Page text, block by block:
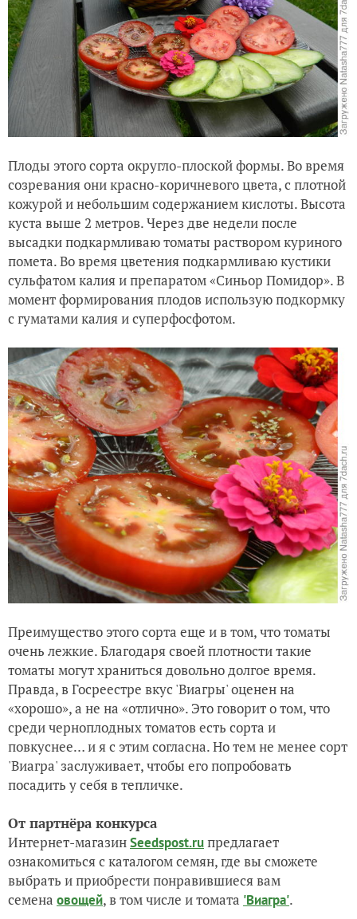
Плоды этого сорта округло-плоской формы. Во время
созревания они красно-коричневого цвета, с плотной
кожурой и небольшим содержанием кислоты. Высота
куста выше 2 метров. Через две недели после
высадки подкармливаю томаты раствором куриного
помета. Во время цветения подкармливаю кустики
сульфатом калия и препаратом «Синьор Помидор». В
момент формирования плодов использую подкормку
с гуматами калия и суперфосфотом.
Преимуществo этого сорта еще и в том, что томаты
очень лежкие. Благодаря своей плотности такие
томаты могут храниться довольно долгое время.
Правда, в Госреестре вкус 'Виагры' оценен на
«хорошо», а не на «отлично». Это говорит о том, что
среди черноплодных томатов есть сорта и
повкуснее… и я с этим согласна. Но тем не менее сорт
'Виагра' заслуживает, чтобы его попробовать
посадить у себя в тепличке.
От партнёра конкурса
Интернет-магазинSeedspost.ruпредлагает
ознакомиться с каталогом семян, где вы сможете
выбрать и приобрести понравившиеся вам
семена овощей, в том числе и томата 'Виагра'.